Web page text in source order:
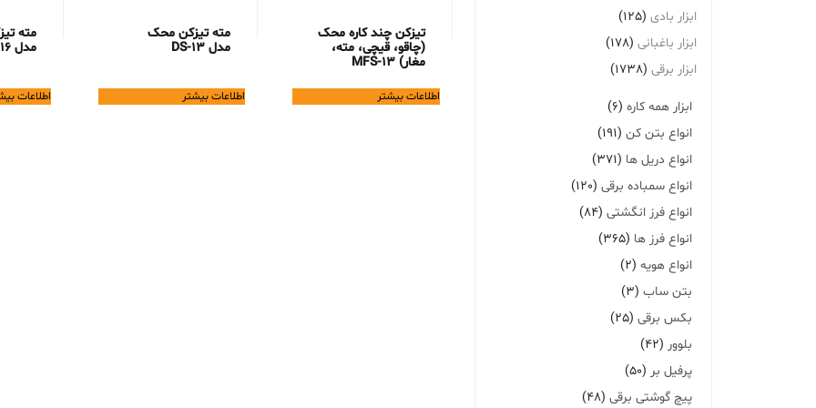
تیزکن چند کاره محک
(چاقو، قیچی، مته،
مغار) MFS-13
اطلاعات بیشتر
مته تیزکن محک
مدل DS-13
اطلاعات بیشتر
مته
مدل DS-16
اطلاعات
ابزار بادی (125)
ابزار باغبانی (178)
ابزار برقی (1738)
ابزار همه کاره (6)
انواع بتن کن (191)
انواع دریل ها (371)
انواع سمباده برقی (120)
انواع فرز انگشتی (84)
انواع فرز ها (365)
انواع هویه (2)
بتن ساب (3)
بکس برقی (25)
بلوور (42)
پرفیل بر (50)
پیچ گوشتی برقی (48)